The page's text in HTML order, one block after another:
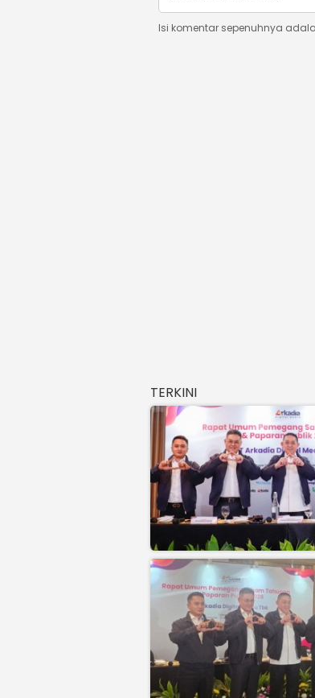
Isi komentar sepenuhnya
TERKINI